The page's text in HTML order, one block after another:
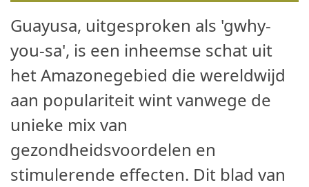
Guayusa, uitgesproken als 'gwhy-
you-sa', is een inheemse schat uit
het Amazonegebied die wereldwijd
aan populariteit wint vanwege de
unieke mix van
gezondheidsvoordelen en
stimulerende effecten. Dit blad van